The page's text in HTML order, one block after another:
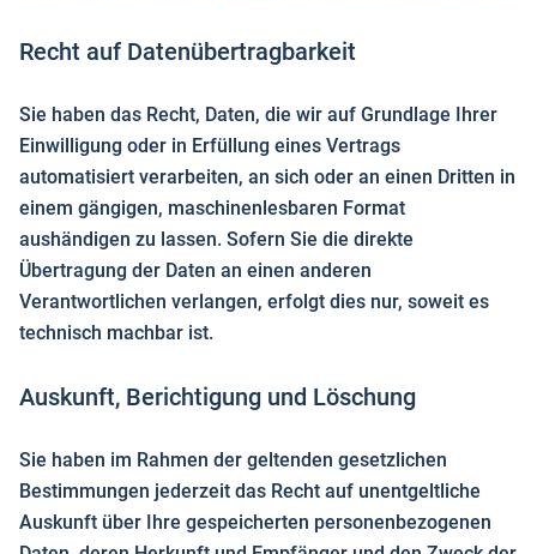
Recht auf Daten­übertrag­barkeit
Sie haben das Recht, Daten, die wir auf Grundlage Ihrer
Einwilligung oder in Erfüllung eines Vertrags
automatisiert verarbeiten, an sich oder an einen Dritten in
einem gängigen, maschinenlesbaren Format
aushändigen zu lassen. Sofern Sie die direkte
Übertragung der Daten an einen anderen
Verantwortlichen verlangen, erfolgt dies nur, soweit es
technisch machbar ist.
Auskunft, Berichtigung und Löschung
Sie haben im Rahmen der geltenden gesetzlichen
Bestimmungen jederzeit das Recht auf unentgeltliche
Auskunft über Ihre gespeicherten personenbezogenen